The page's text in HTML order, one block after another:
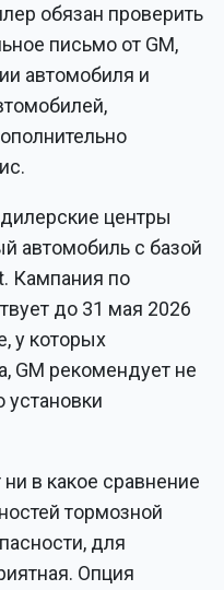
обязан проверить
письмо от GM,
автомобиля и
центры
автомобиль с базой
Кампания по
до 31 мая 2026
у которых
GM рекомендует не
установки
в какое сравнение
тормозной
для
Опция